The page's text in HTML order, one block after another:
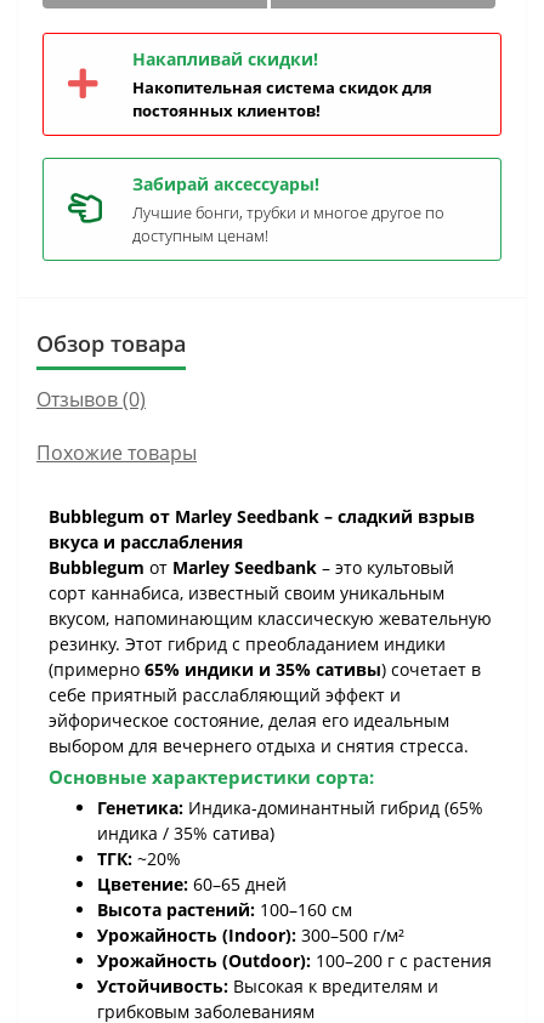
Накапливай скидки!
Накопительная система скидок для
постоянных клиентов!
Забирай аксессуары!
Лучшие бонги, трубки и многое другое по
доступным ценам!
Обзор товара
Отзывов (0)
Похожие товары
Bubblegum от Marley Seedbank – сладкий взрыв
вкуса и расслабления
Bubblegum от Marley Seedbank – это культовый
сорт каннабиса, известный своим уникальным
вкусом, напоминающим классическую жевательную
резинку. Этот гибрид с преобладанием индики
(примерно 65% индики и 35% сативы) сочетает в
себе приятный расслабляющий эффект и
эйфорическое состояние, делая его идеальным
выбором для вечернего отдыха и снятия стресса.
Основные характеристики сорта:
Генетика: Индика-доминантный гибрид (65%
индика / 35% сатива)
ТГК: ~20%
Цветение: 60–65 дней
Высота растений: 100–160 см
Урожайность (Indoor): 300–500 г/м²
Урожайность (Outdoor): 100–200 г с растения
Устойчивость: Высокая к вредителям и
грибковым заболеваниям